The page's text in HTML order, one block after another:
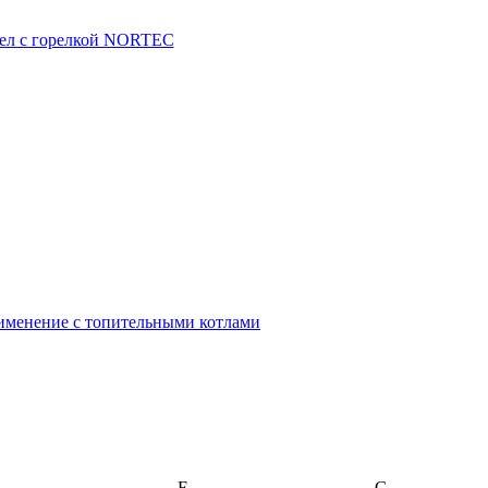
с топительными котлами